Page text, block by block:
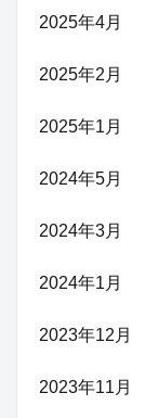
2025年4月
2025年2月
2025年1月
2024年5月
2024年3月
2024年1月
2023年12月
2023年11月